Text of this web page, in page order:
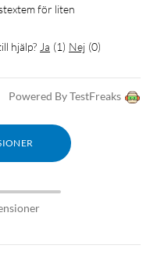
för liten
hjälp? Ja (1) Nej (0)
Powered By TestFreaks